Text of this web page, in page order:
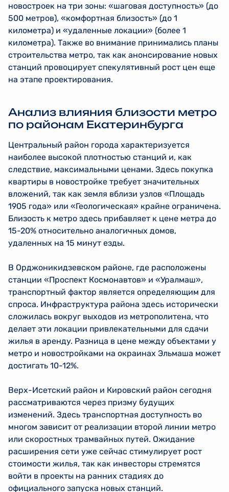
новостроек на три зоны: «шаговая доступность» (до
500 метров), «комфортная близость» (до 1
километра) и «удаленные локации» (более 1
километра). Также во внимание принимались планы
строительства метро, так как анонсирование новых
станций провоцирует спекулятивный рост цен еще
на этапе проектирования.
Анализ влияния близости метро
по районам Екатеринбурга
Центральный район города характеризуется
наиболее высокой плотностью станций и, как
следствие, максимальными ценами. Здесь покупка
квартиры в новостройке требует значительных
вложений, так как земля вблизи узлов «Площадь
1905 года» или «Геологическая» крайне ограничена.
Близость к метро здесь прибавляет к цене метра до
15-20% относительно аналогичных домов,
удаленных на 15 минут езды.
В Орджоникидзевском районе, где расположены
станции «Проспект Космонавтов» и «Уралмаш»,
транспортный фактор является определяющим для
спроса. Инфраструктура района здесь исторически
сложилась вокруг выходов из метрополитена, что
делает эти локации привлекательными для сдачи
жилья в аренду. Разница в цене между объектами у
метро и новостройками на окраинах Эльмаша может
достигать 10-12%.
Верх-Исетский район и Кировский район сегодня
рассматриваются через призму будущих
изменений. Здесь транспортная доступность во
многом зависит от реализации второй линии метро
или скоростных трамвайных путей. Ожидание
расширения сети уже сейчас стимулирует рост
стоимости жилья, так как инвесторы стремятся
войти в проекты на ранних стадиях до
официального запуска новых станций.